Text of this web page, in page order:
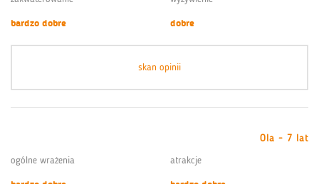
bardzo dobre
dobre
skan opinii
Ola - 7 lat
ogólne wrażenia
atrakcje